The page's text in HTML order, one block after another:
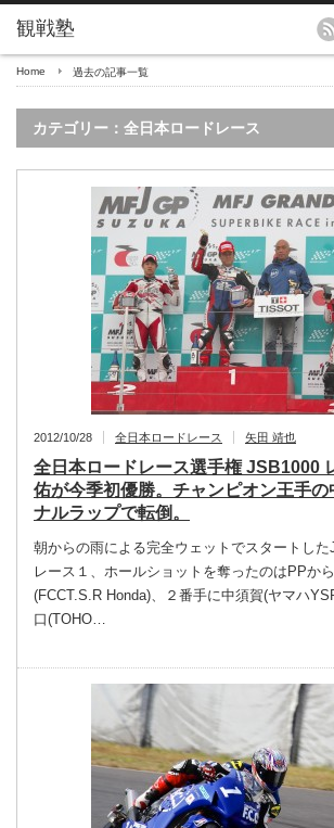
Home 過去の記事一覧
カテゴリー：全日本ロードレース
2012/10/28 全日本ロードレース 矢田 靖也
全日本ロードレース選手権 JSB1000
佑が今季初優勝。チャンピオン王手の
ナルラップで転倒。
朝からの雨による完全ウェットでスタートし
レース１、ホールショットを奪ったのはPPか
(FCCT.S.R Honda)、２番手に中須賀(ヤマハ
口(TOHO…